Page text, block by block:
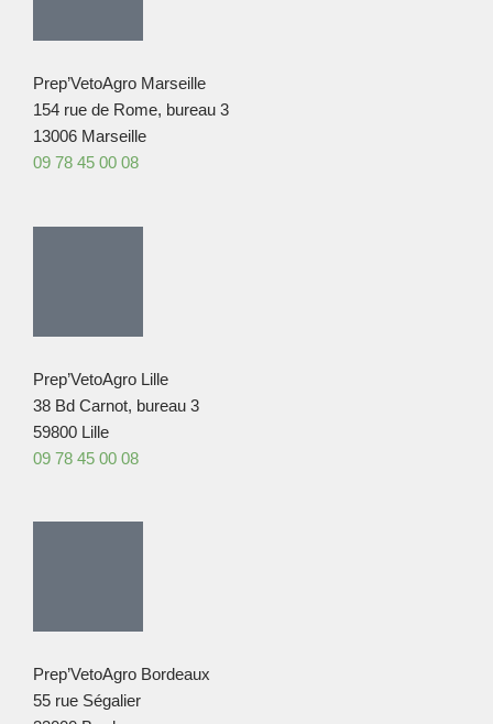
Prep’VetoAgro Marseille
154 rue de Rome, bureau 3
13006 Marseille
09 78 45 00 08
Prep’VetoAgro Lille
38 Bd Carnot, bureau 3
59800 Lille
09 78 45 00 08
Prep’VetoAgro Bordeaux
55 rue Ségalier